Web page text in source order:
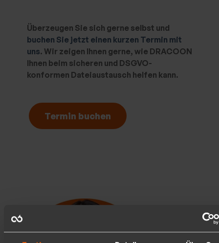
Überzeugen Sie sich gerne selbst und
buchen Sie jetzt einen kurzen Termin mit
uns. Wir zeigen Ihnen gerne, wie DRACOON
Ihnen beim sicheren und DSGVO-
konformen Dateiaustausch helfen kann.
Termin buchen